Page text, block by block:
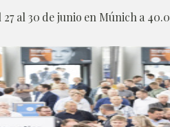
al 30 de junio en Múnich a